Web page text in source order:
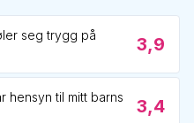
seg trygg på
3,9
hensyn til mitt barns
3,4